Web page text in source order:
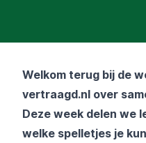
Welkom terug bij de
vertraagd.nl over
Deze week delen we
welke spelletjes je